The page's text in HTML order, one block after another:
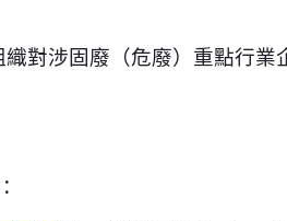
織對涉固廢（危廢）重點行業